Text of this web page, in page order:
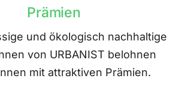
Prämien
und ökologisch nachhaltige
von URBANIST belohnen
mit attraktiven Prämien.